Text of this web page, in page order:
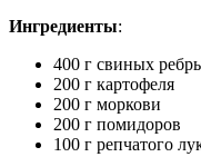
Ингредиенты:
400 г свиных
200 г картофеля
200 г моркови
200 г помидоров
100 г репчатого